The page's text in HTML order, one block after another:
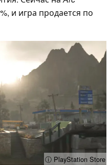
и игра продается по
ⓘ PlayStation Store